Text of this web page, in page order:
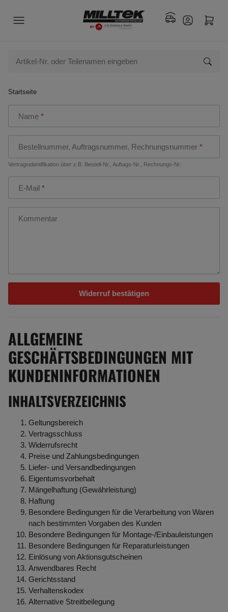
Startseite
Name
Vertragsidentifikation über z.B. Bestell-Nr., Auftags-Nr., Rechnungs-Nr.
Bestellnummer, Auftragsnummer, Rechnungsnummer
E-Mail
Kommentar
Widerruf bestätigen
ALLGEMEINE
GESCHÄFTSBEDINGUNGEN MIT
KUNDENINFORMATIONEN
INHALTSVERZEICHNIS
Geltungsbereich
Vertragsschluss
Widerrufsrecht
Preise und Zahlungsbedingungen
Liefer- und Versandbedingungen
Eigentumsvorbehalt
Mängelhaftung (Gewährleistung)
Haftung
Besondere Bedingungen für die Verarbeitung von Waren
nach bestimmten Vorgaben des Kunden
Besondere Bedingungen für Montage-/Einbauleistungen
Besondere Bedingungen für Reparaturleistungen
Einlösung von Aktionsgutscheinen
Anwendbares Recht
Gerichtsstand
Verhaltenskodex
Alternative Streitbeilegung